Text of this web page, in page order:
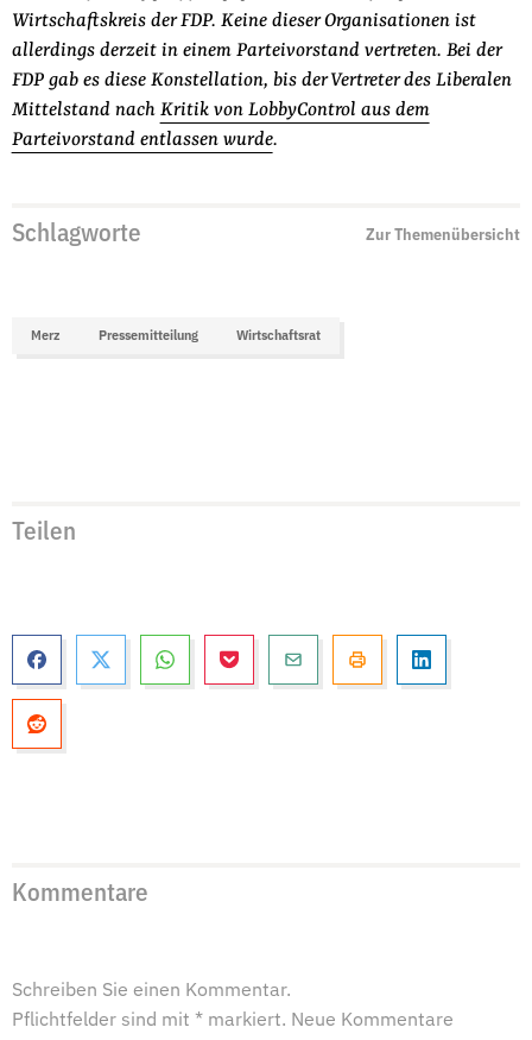
Wirtschaftskreis der FDP. Keine dieser Organisationen ist
allerdings derzeit in einem Parteivorstand vertreten. Bei der
FDP gab es diese Konstellation, bis der Vertreter des Liberalen
Mittelstand nach Kritik von LobbyControl aus dem
Parteivorstand entlassen wurde.
Schlagworte Zur Themenübersicht
Merz Pressemitteilung Wirtschaftsrat
Teilen
Kommentare
Schreiben Sie einen Kommentar.
Pflichtfelder sind mit * markiert. Neue Kommentare